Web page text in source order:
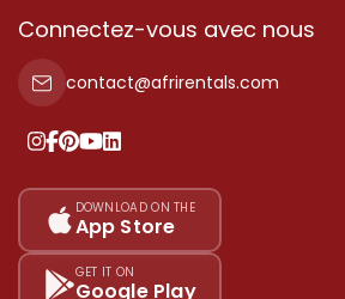
Conditions d'Utilisation
Politique de Confidentialité
Nos tarifs
Plan du site
Propriété
Propriété à vendre
Propriété à louer
Ajoutez votre témoignage
Connectez-vous avec nous
contact@afrirentals.com
DOWNLOAD ON THE
App Store
GET IT ON
Google Play